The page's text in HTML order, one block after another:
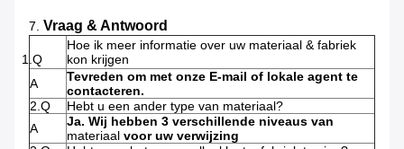
7. Vraag & Antwoord
1.Q
Hoe ik meer informatie over uw materiaal & fabriek
kon krijgen
A
Tevreden om met onze E-mail of lokale agent te
contacteren.
2.Q
Hebt u een ander type van materiaal?
A
Ja. Wij hebben 3 verschillende niveaus van
materiaal voor uw verwijzing